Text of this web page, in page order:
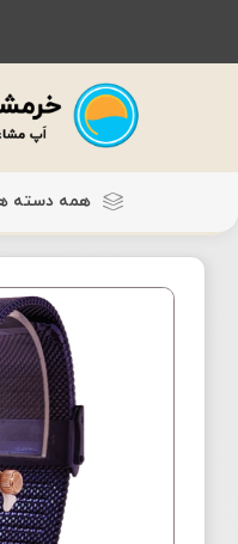
همه دسته